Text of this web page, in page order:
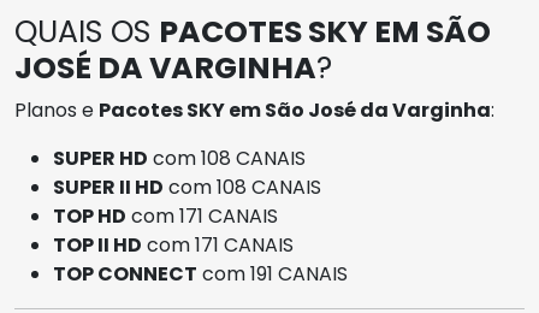
QUAIS OS PACOTES SKY EM SÃO
JOSÉ DA VARGINHA?
Planos e Pacotes SKY em São José da Varginha:
SUPER HD com 108 CANAIS
SUPER II HD com 108 CANAIS
TOP HD com 171 CANAIS
TOP II HD com 171 CANAIS
TOP CONNECT com 191 CANAIS